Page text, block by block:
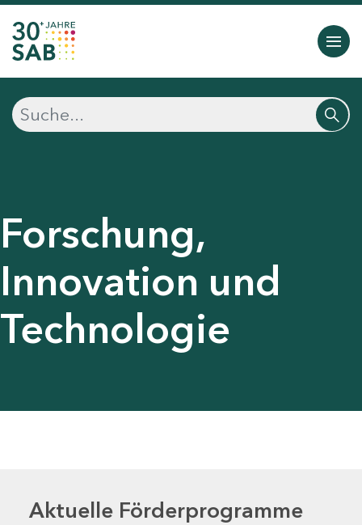
Forschung,
Innovation und
Technologie
Aktuelle Förderprogramme